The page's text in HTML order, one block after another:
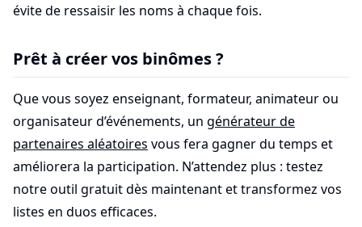
évite de ressaisir les noms à chaque fois.
Prêt à créer vos binômes ?
Que vous soyez enseignant, formateur, animateur ou
organisateur d’événements, un générateur de
partenaires aléatoires vous fera gagner du temps et
améliorera la participation. N’attendez plus : testez
notre outil gratuit dès maintenant et transformez vos
listes en duos efficaces.